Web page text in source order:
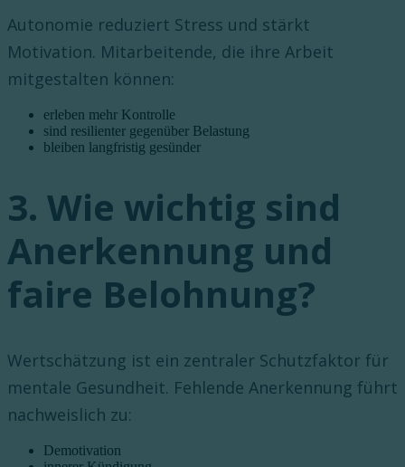
Autonomie reduziert Stress und stärkt
Motivation. Mitarbeitende, die ihre Arbeit
mitgestalten können:
erleben mehr Kontrolle
sind resilienter gegenüber Belastung
bleiben langfristig gesünder
3. Wie wichtig sind
Anerkennung und
faire Belohnung?
Wertschätzung ist ein zentraler Schutzfaktor für
mentale Gesundheit. Fehlende Anerkennung führt
nachweislich zu:
Demotivation